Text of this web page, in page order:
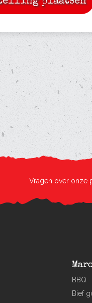
Vragen over onze
BBQ
Bief